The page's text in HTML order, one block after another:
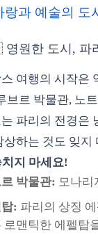
랑과 예술의 도
원한 도시, 파
여행의 시작은
브르 박물관, 노
파리의 전경은
상하는 것도 잊지
치지 마세요!
박물관: 모나리
: 파리의 상징
로맨틱한 에펠탑